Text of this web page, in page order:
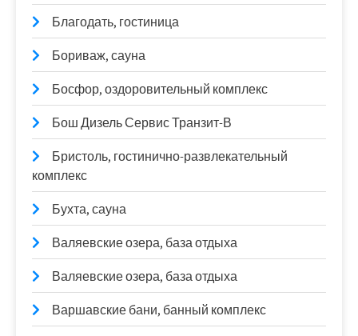
Благодать, гостиница
Бориваж, сауна
Босфор, оздоровительный комплекс
Бош Дизель Сервис Транзит-В
Бристоль, гостинично-развлекательный
комплекс
Бухта, сауна
Валяевские озера, база отдыха
Валяевские озера, база отдыха
Варшавские бани, банный комплекс